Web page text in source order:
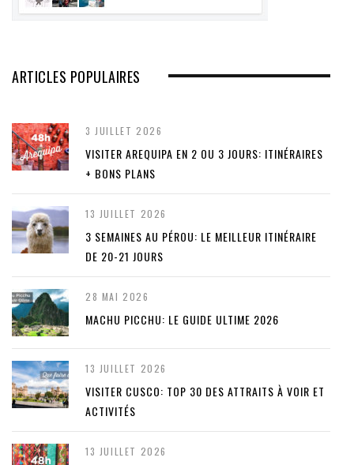
ARTICLES POPULAIRES
3 JUILLET 2026
VISITER AREQUIPA EN 2 OU 3 JOURS: ITINÉRAIRES
+ BONS PLANS
13 JUILLET 2026
3 SEMAINES AU PÉROU: LE MEILLEUR ITINÉRAIRE
DE 20-21 JOURS
28 MAI 2026
MACHU PICCHU: LE GUIDE ULTIME 2026
13 JUILLET 2026
VISITER CUSCO: TOP 30 DES ATTRAITS À VOIR ET
ACTIVITÉS
13 JUILLET 2026